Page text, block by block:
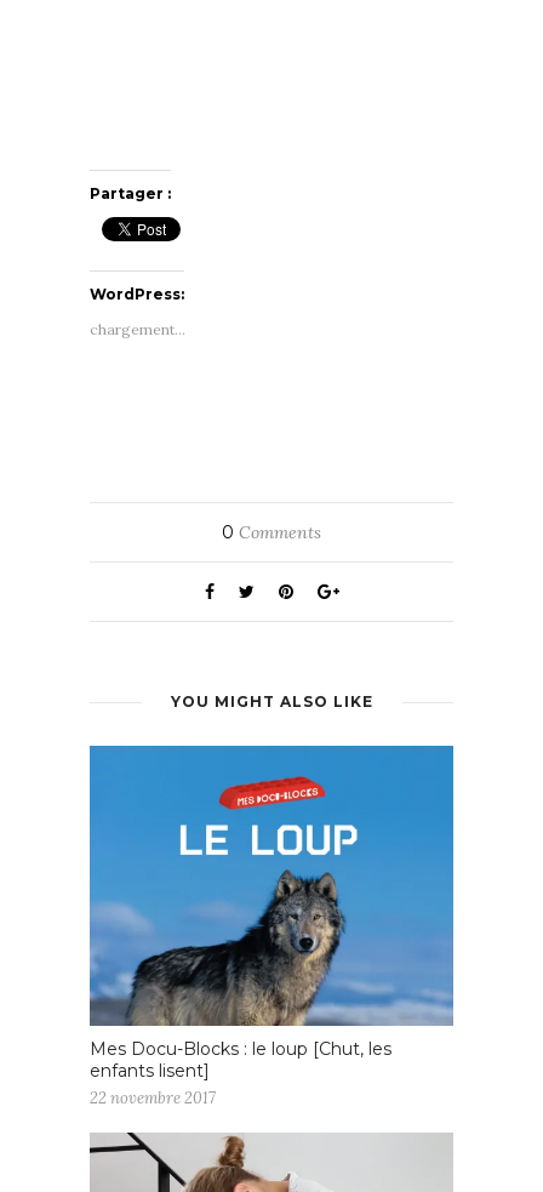
Partager :
WordPress:
chargement…
0 Comments
YOU MIGHT ALSO LIKE
Mes Docu-Blocks : le loup [Chut, les
enfants lisent]
22 novembre 2017